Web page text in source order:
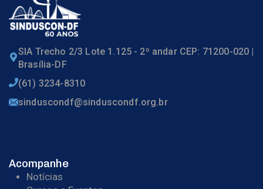
SIA Trecho 2/3 Lote 1.125 - 2º andar CEP: 71200-020 |
Brasília-DF
(61) 3234-8310
sinduscondf@sinduscondf.org.br
Acompanhe
Notícias